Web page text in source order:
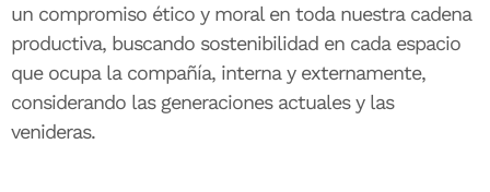
un compromiso ético y moral en toda nuestra cadena
productiva, buscando sostenibilidad en cada espacio
que ocupa la compañía, interna y externamente,
considerando las generaciones actuales y las
venideras.